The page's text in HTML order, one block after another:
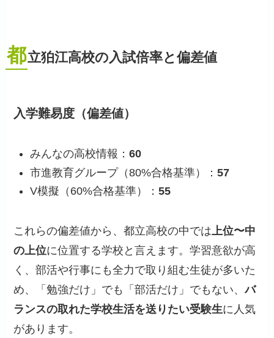
都立狛江高校の入試倍率と偏差値
入学難易度（偏差値）
みんなの高校情報：60
市進教育グループ（80%合格基準）：57
V模擬（60%合格基準）：55
これらの偏差値から、都立高校の中では 上位〜中
の上位に位置する学校と言えます。学習意欲が高
く、部活や行事にも全力で取り組む生徒が多いた
め、「勉強だけ」でも「部活だけ」でもない、バ
ランスの取れた学校生活を送りたい受験生に人気
があります。